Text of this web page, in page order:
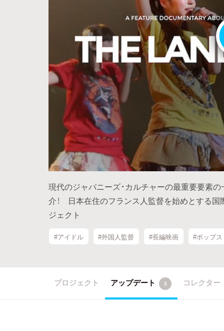
現代のジャパニーズ・カルチャーの最重要要素
介！ 日本在住のフランス人監督を始めとする国
ジェクト
#アイドル #外国人監督 #長編映画 #ポップス
プロジェクト アップデート 3 コレクター